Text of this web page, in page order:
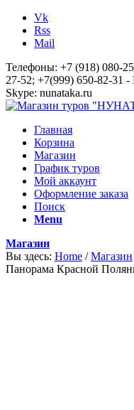
Vk
Rss
Mail
Телефоны: +7 (918) 080-
27-52; +7(999) 650-82-31
Skype: nunataka.ru
Главная
Корзина
Магазин
График туров
Мой аккаунт
Оформление заказа
Поиск
Menu
Магазин
Вы здесь: Home / Магазин
Панорама Красной